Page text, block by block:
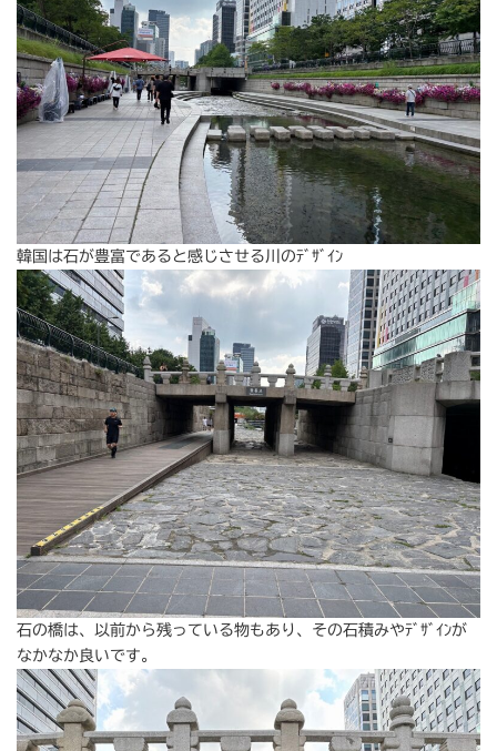
韓国は石が豊富であると感じさせる川のﾃﾞｻﾞｲﾝ
石の橋は、以前から残っている物もあり、その石積みやﾃﾞｻﾞｲﾝが
なかなか良いです。